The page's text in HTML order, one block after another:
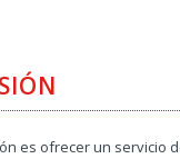
es ofrecer un servicio